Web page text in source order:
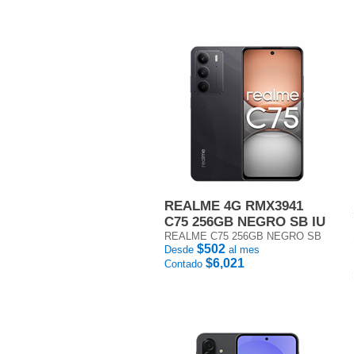
REALME 4G RMX3941
C75 256GB NEGRO SB IU
REALME C75 256GB NEGRO SB
Desde $502 al mes
Contado $6,021